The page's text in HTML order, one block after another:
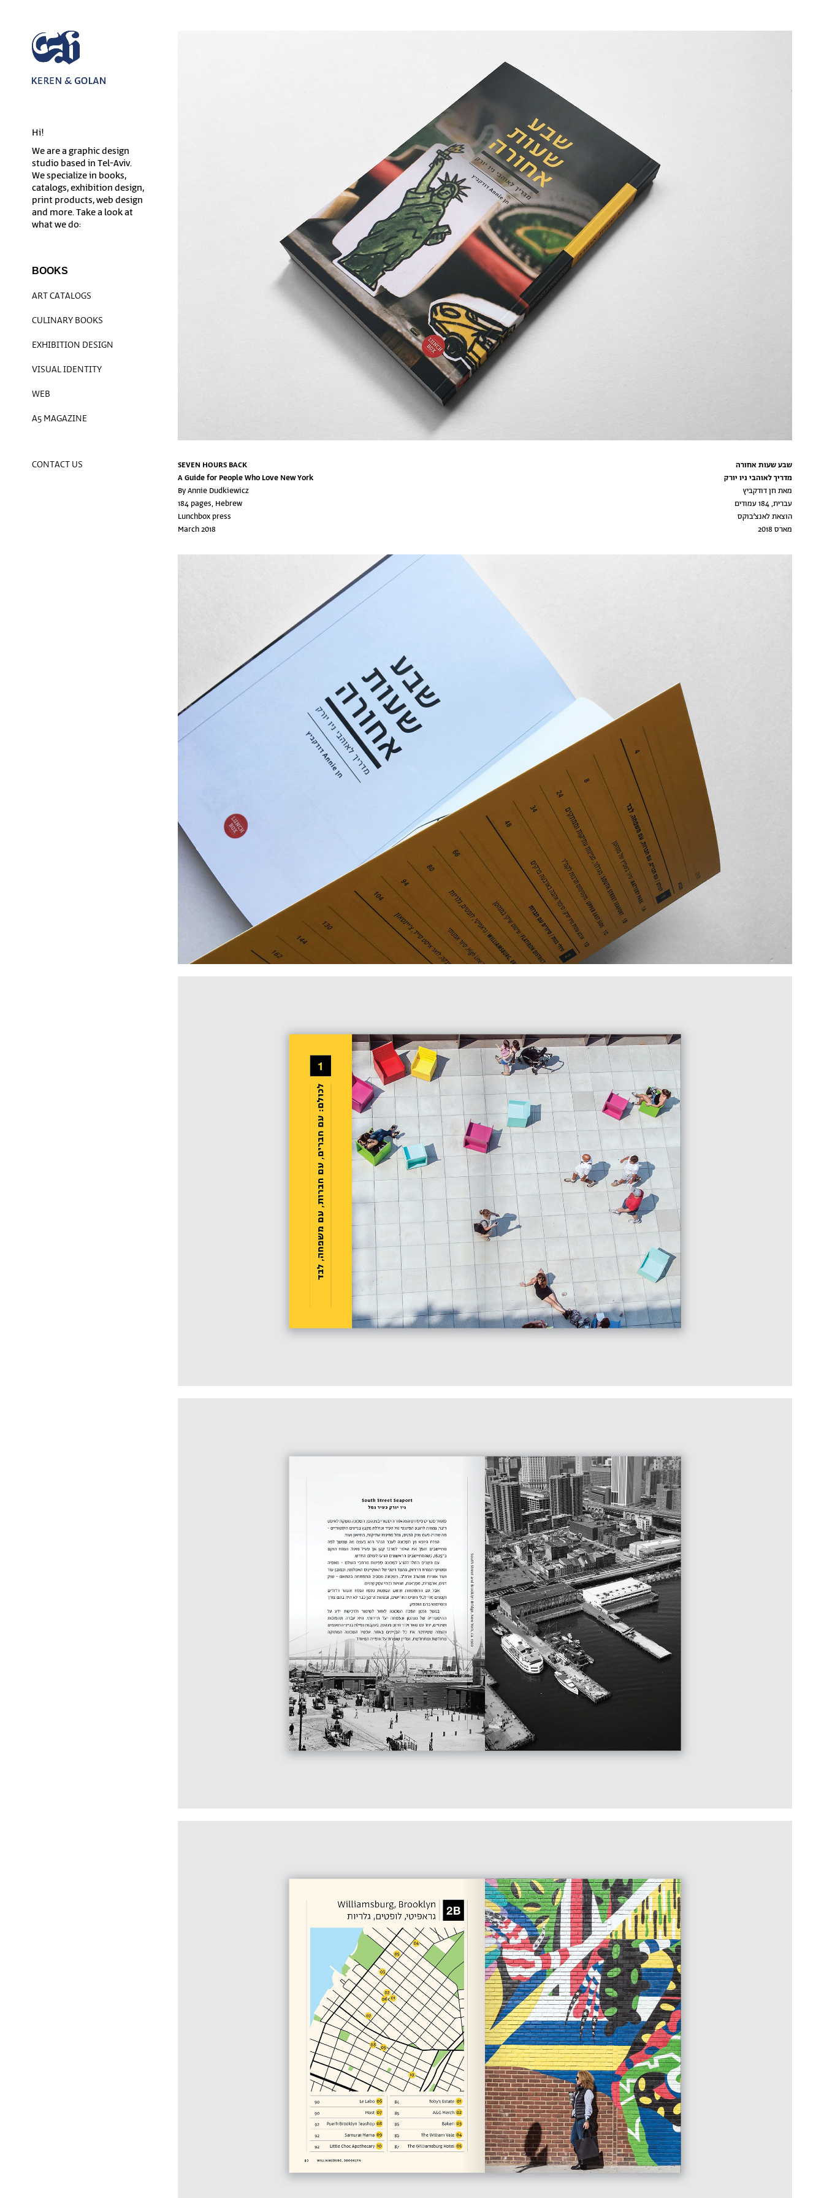
Hi!
We are a graphic design
studio based in Tel-Aviv.
We specialize in books,
catalogs, exhibition design,
print products, web design
and more. Take a look at
what we do:
BOOKS
ART CATALOGS
CULINARY BOOKS
EXHIBITION DESIGN
VISUAL IDENTITY
WEB
A5 MAGAZINE
CONTACT US
SEVEN HOURS BACK
A Guide for People Who Love New York
By Annie Dudkiewicz
184 pages, Hebrew
Lunchbox press
March 2018
שבע שעות אחורה
מדריך לאוהבי ניו יורק
מאת חן דודקביץ
עברית, 184 עמודים
הוצאת לאנצ׳בוקס
מארס 2018